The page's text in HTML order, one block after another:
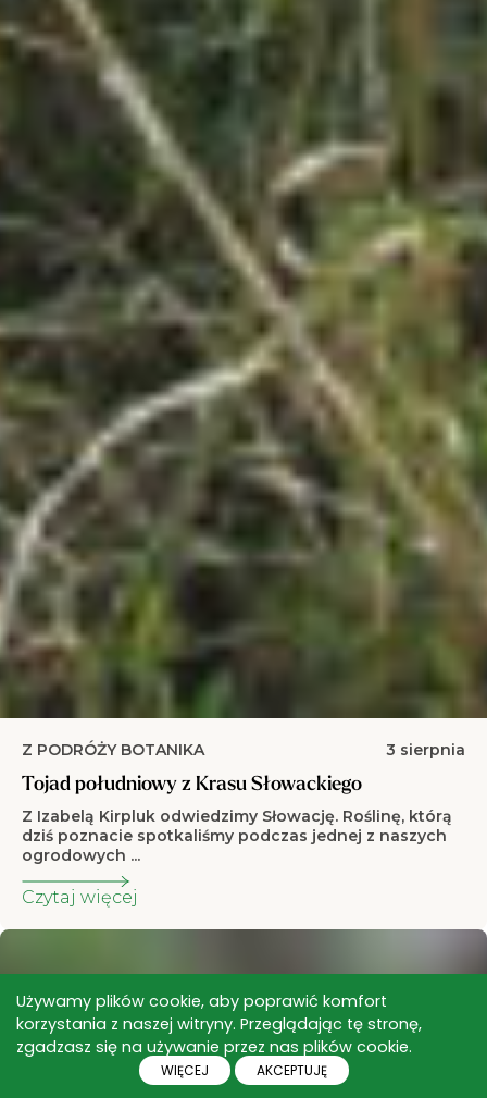
Z PODRÓŻY BOTANIKA 3 sierpnia
Tojad południowy z Krasu Słowackiego
Z Izabelą Kirpluk odwiedzimy Słowację. Roślinę, którą
dziś poznacie spotkaliśmy podczas jednej z naszych
ogrodowych ...
Czytaj więcej
Używamy plików cookie, aby poprawić komfort
korzystania z naszej witryny. Przeglądając tę stronę,
zgadzasz się na używanie przez nas plików cookie.
WIĘCEJ AKCEPTUJĘ